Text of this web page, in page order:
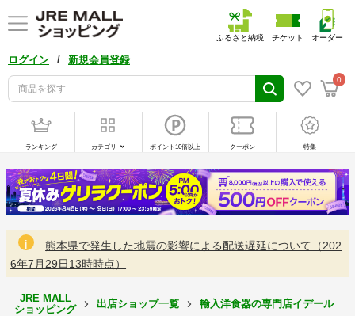
ログイン / 新規会員登録
0
ふるさと納税 チケット オーダー
ランキング カテゴリ ポイント10倍以上 クーポン 特集
熊本県で発生した地震の影響による配送遅延について（202
6年7月29日13時時点）
JRE MALL
ショッピング
出店ショップ一覧 輸入洋食器の専門店イデール